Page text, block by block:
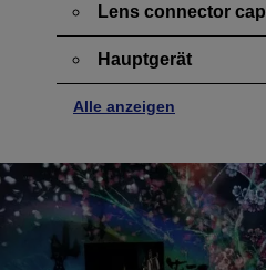
Lens connector cap
Hauptgerät
Alle anzeigen